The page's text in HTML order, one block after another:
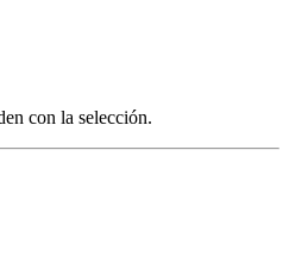
con la selección.